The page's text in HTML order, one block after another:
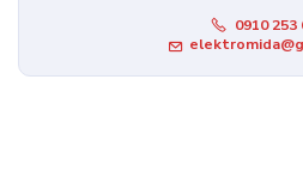
0910 253